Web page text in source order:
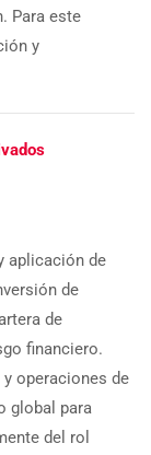
Para este
y
aplicación de
de
de
financiero.
operaciones de
global para
del rol